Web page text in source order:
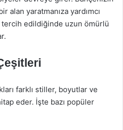
alan yaratmanıza yardımcı
edildiğinde uzun ömürlü
farklı stiller, boyutlar ve
eder. İşte bazı popüler